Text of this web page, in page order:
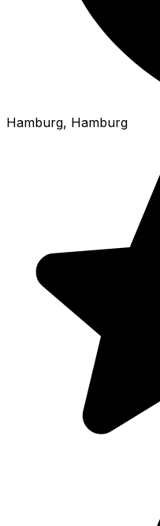
Hamburg, Hamburg